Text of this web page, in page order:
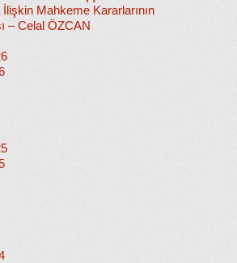
İlişkin Mahkeme Kararlarının
– Celal ÖZCAN